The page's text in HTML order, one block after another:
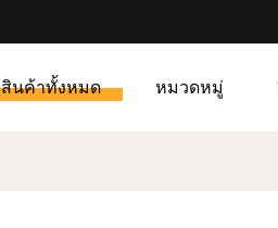
สินค้าทั้งหมด หมวดหมู่